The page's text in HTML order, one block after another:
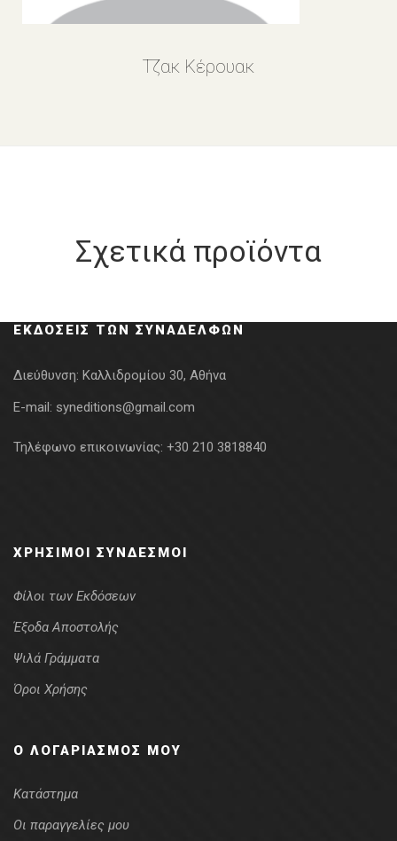
Τζακ Κέρουακ
Σχετικά προϊόντα
ΕΚΔΌΣΕΙΣ ΤΩΝ ΣΥΝΑΔΈΛΦΩΝ
Διεύθυνση: Καλλιδρομίου 30, Αθήνα
E-mail: syneditions@gmail.com
Τηλέφωνο επικοινωνίας: +30 210 3818840
ΧΡΉΣΙΜΟΙ ΣΎΝΔΕΣΜΟΙ
Φίλοι των Εκδόσεων
Έξοδα Αποστολής
Ψιλά Γράμματα
Όροι Χρήσης
Ο ΛΟΓΑΡΙΑΣΜΌΣ ΜΟΥ
Κατάστημα
Οι παραγγελίες μου